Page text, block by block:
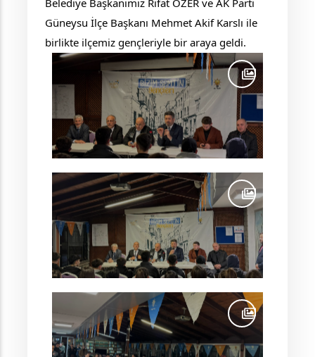
Belediye Başkanımız Rıfat ÖZER ve AK Parti
Güneysu İlçe Başkanı Mehmet Akif Karslı ile
birlikte ilçemiz gençleriyle bir araya geldi.